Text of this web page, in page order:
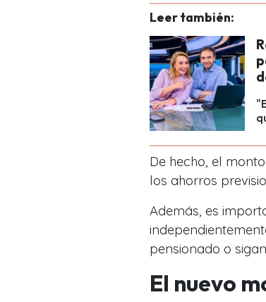
Leer también:
De hecho, el
los ahorros
Además, es
pensionado o
El nuevo